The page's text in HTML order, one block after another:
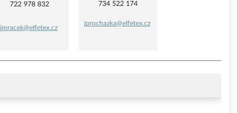
722 978 832
jmracek@elfetex.cz
734 522 174
jprochazka@elfetex.cz